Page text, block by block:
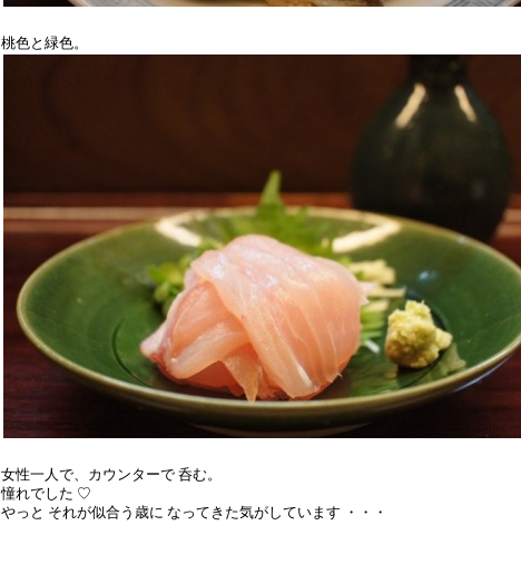
桃色と緑色。
女性一人で、カウンターで 呑む。
憧れでした ♡
やっと それが似合う歳に なってきた気がしています ・・・